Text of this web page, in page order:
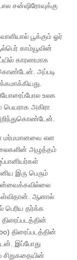
சன்ஷிரோவுக்கு
பூக்கும் ஓர்
காம்யூவின்
காரணமாக
அப்படி
உலக
பெயராக அகிரா
மர்மமானவை என
அழுத்தம்
இரு பெரும்
ஆனால்
பெரிய தர்க்க
திரைப்படத்தின்
திரைப்படத்தின்
இப்போது
சிறுகதையின்